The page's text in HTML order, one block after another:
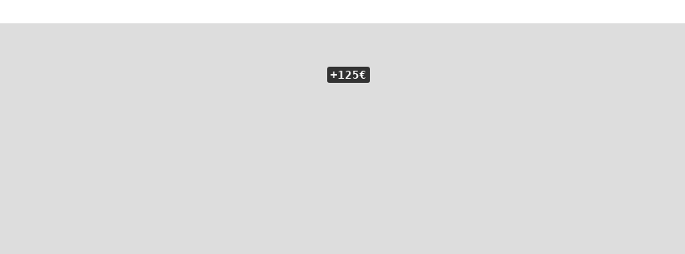
+125€